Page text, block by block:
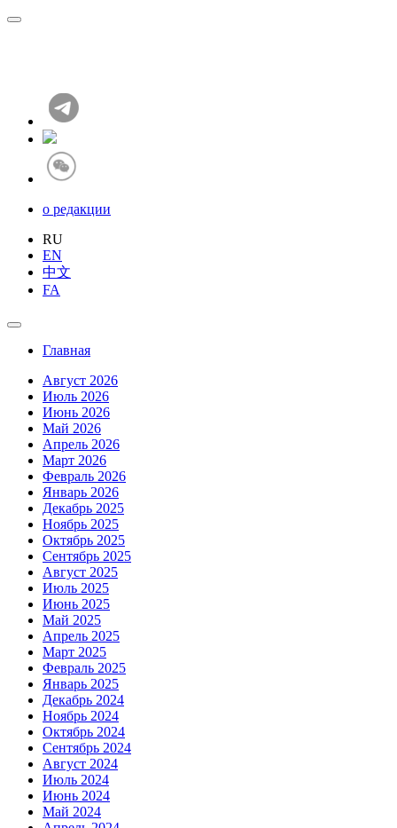
о редакции
RU
EN
中文
FA
Главная
Август 2026
Июль 2026
Июнь 2026
Май 2026
Апрель 2026
Март 2026
Февраль 2026
Январь 2026
Декабрь 2025
Ноябрь 2025
Октябрь 2025
Сентябрь 2025
Август 2025
Июль 2025
Июнь 2025
Май 2025
Апрель 2025
Март 2025
Февраль 2025
Январь 2025
Декабрь 2024
Ноябрь 2024
Октябрь 2024
Сентябрь 2024
Август 2024
Июль 2024
Июнь 2024
Май 2024